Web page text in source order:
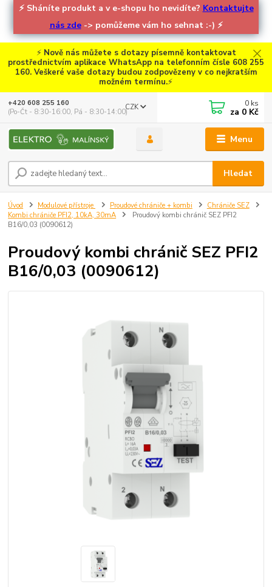
⚡ Sháníte produkt a v e-shopu ho nevidíte? Kontaktujte
nás zde-> pomůžeme vám ho sehnat :-) ⚡
⚡ Nově nás můžete s dotazy písemně kontaktovat
prostřednictvím aplikace WhatsApp na telefonním čísle 608 255
160. Veškeré vaše dotazy budou zodpovězeny v co nejkratším
možném termínu.⚡
Menu
CZK
Hledat
+420 608 255 160
(Po-Čt - 8:30-16:00, Pá - 8:30-14:00)
0 ks
za 0 Kč
Úvod Modulové přístroje Proudové chrániče + kombi
Chrániče SEZ
Kombi chrániče PFI2, 10kA, 30mA
Proudový kombi chránič SEZ PFI2
B16/0,03 (0090612)
Proudový kombi chránič SEZ PFI2
B16/0,03 (0090612)